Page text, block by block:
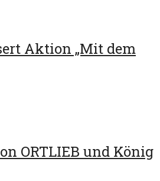
Aktion „Mit dem
ORTLIEB und König